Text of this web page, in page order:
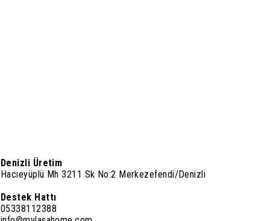
Denizli Üretim
Hacıeyüplü Mh 3211 Sk No:2 Merkezefendi/Denizli
Destek Hattı
05338112388